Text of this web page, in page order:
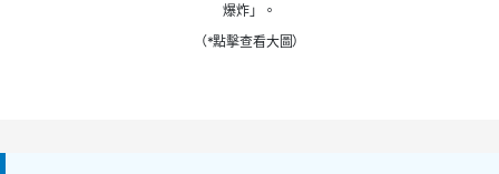
爆炸」。
（*點擊查看大圖）